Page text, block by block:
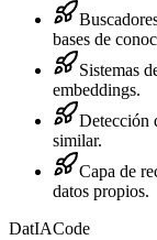
bases de
Sistemas
embeddings.
Detección
similar.
Capa de
datos propios.
DatIACode